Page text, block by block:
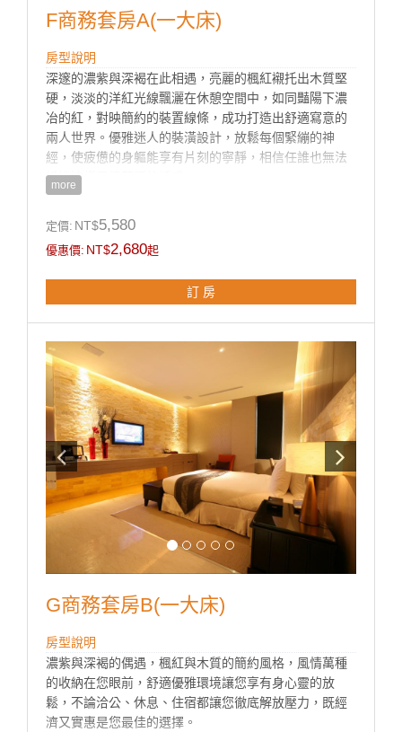
F商務套房A(一大床)
房型說明
深邃的濃紫與深褐在此相遇，亮麗的楓紅襯托出木質堅
硬，淡淡的洋紅光線飄灑在休憩空間中，如同豔陽下濃
冶的紅，對映簡約的裝置線條，成功打造出舒適寫意的
兩人世界。優雅迷人的裝潢設計，放鬆每個緊繃的神
經，使疲憊的身軀能享有片刻的寧靜，相信任誰也無法
抵擋這樣風情萬種的誘惑。
房型設施介紹
♦豪華按摩浴缸.
包各兩份)
♦提供停車位（非獨立車庫房型）
♦所有房型免費反針孔偵測
more
定價: NT$5,580
優惠價: NT$2,680起
訂 房
G商務套房B(一大床)
房型說明
濃紫與深褐的偶遇，楓紅與木質的簡約風格，風情萬種
的收納在您眼前，舒適優雅環境讓您享有身心靈的放
鬆，不論洽公、休息、住宿都讓您徹底解放壓力，既經
濟又實惠是您最佳的選擇。